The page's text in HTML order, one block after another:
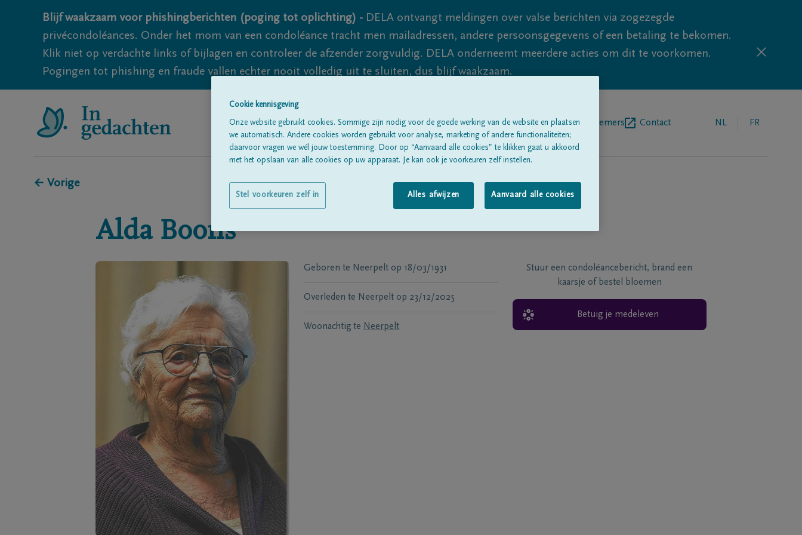
Blijf waakzaam voor phishingberichten (poging tot oplichting) - DELA ontvangt meldingen over valse berichten via zogezegde
privécondoléances. Onder het mom van een condoléance tracht men mailadressen, andere persoonsgegevens of een betaling te bekomen.
Klik niet op verdachte links of bijlagen en controleer de afzender zorgvuldig. DELA onderneemt meerdere acties om dit te voorkomen.
Pogingen tot phishing en fraude vallen echter nooit volledig uit te sluiten, dus blijf waakzaam.
Alle rouwberichtenOver onsBegrafenisondernemers Contact NL FR
← Vorige
Alda Boons
Geboren te Neerpelt op 18/03/1931
Overleden te Neerpelt op 23/12/2025
Woonachtig te Neerpelt
Stuur een condoléancebericht, brand een
kaarsje of bestel bloemen
Betuig je medeleven
Cookie kennisgeving
Onze website gebruikt cookies. Sommige zijn nodig voor de goede werking van de website en plaatsen
we automatisch. Andere cookies worden gebruikt voor analyse, marketing of andere functionaliteiten;
daarvoor vragen we wél jouw toestemming. Door op “Aanvaard alle cookies” te klikken gaat u akkoord
met het opslaan van alle cookies op uw apparaat. Je kan ook je voorkeuren zelf instellen.
Alles afwijzen Aanvaard alle cookies
Stel voorkeuren zelf in